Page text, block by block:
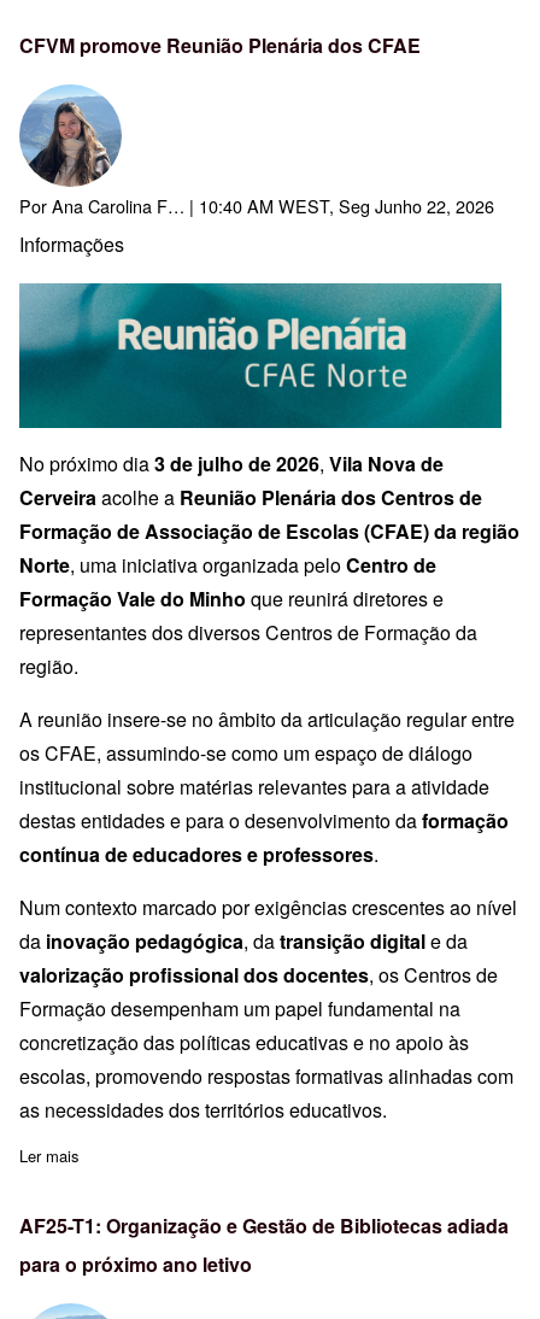
CFVM promove Reunião Plenária dos CFAE
PorAna Carolina F… | 10:40 AM WEST, Seg Junho 22, 2026
Informações
No próximo dia3 de julho de 2026, Vila Nova de
Cerveiraacolhe a Reunião Plenária dos Centros de
Formação de Associação de Escolas (CFAE) da região
Norte, uma iniciativa organizada peloCentro de
Formação Vale do Minho que reunirá diretores e
representantes dos diversos Centros de Formação da
região.
A reunião insere-se no âmbito da articulação regular entre
os CFAE, assumindo-se como um espaço de diálogo
institucional sobre matérias relevantes para a atividade
destas entidades e para o desenvolvimento daformação
contínua de educadores e professores.
Num contexto marcado por exigências crescentes ao nível
da inovação pedagógica, datransição digitale da
valorização profissional dos docentes, os Centros de
Formação desempenham um papel fundamental na
concretização das políticas educativas e no apoio às
escolas, promovendo respostas formativas alinhadas com
as necessidades dos territórios educativos.
Ler mais
AF25-T1: Organização e Gestão de Bibliotecas adiada
para o próximo ano letivo